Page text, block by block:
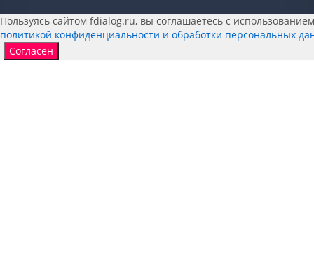
Пользуясь сайтом fdialog.ru, вы соглашаетесь с
политикой конфиденциальности и обработки персональных
Согласен